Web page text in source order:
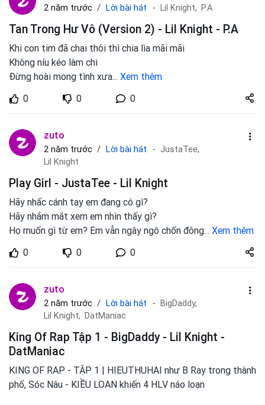
2 năm trước Lời bài hát Lil Knight, P.A
Tan Trong Hư Vô (Version 2) - Lil Knight - P.A
Khi con tim đã chai thôi thì chia lìa mãi mãi
Không níu kéo làm chi
Đừng hoài mong tình xưa... Xem thêm
0
0 0
Share
zuto.vn
zuto
2 năm trước Lời bài hát
JustaTee,
Lil Knight
Play Girl - JustaTee - Lil Knight
Hãy nhấc cánh tay em đang có gì?
Hãy nhắm mắt xem em nhìn thấy gì?
Họ muốn gì từ em? Em vẫn ngây ngô chốn đông... Xem thêm
0
0 0
Share
zuto.vn
zuto
2 năm trước Lời bài hát
BigDaddy,
Lil Knight, DatManiac
King Of Rap Tập 1 - BigDaddy - Lil Knight -
DatManiac
KING OF RAP - TẬP 1 | HIEUTHUHAI như B Ray trong thành
phố, Sóc Nâu - KIỀU LOAN khiến 4 HLV náo loạn